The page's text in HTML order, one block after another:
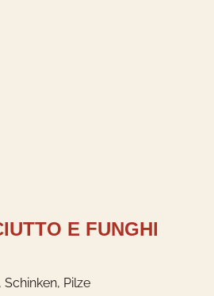
E FUNGHI
Pilze